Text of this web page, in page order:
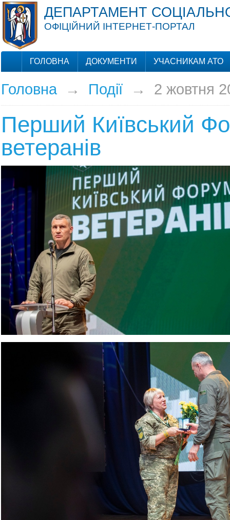
ДЕПАРТАМЕНТ
ОФІЦІЙНИЙ ІНТЕРНЕТ-ПОРТАЛ
ГОЛОВНА ДОКУМЕНТИ УЧАСНИКАМ АТО
Головна→ Події→ 2 жовтня
Перший Київський
ветеранів